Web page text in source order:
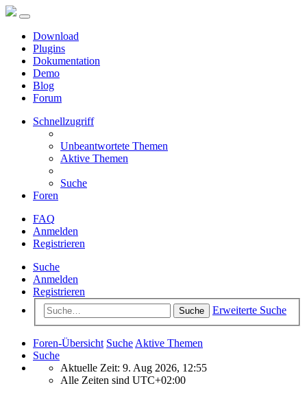
Download
Plugins
Dokumentation
Demo
Blog
Forum
Schnellzugriff
Unbeantwortete Themen
Aktive Themen
Suche
Foren
FAQ
Anmelden
Registrieren
Suche
Anmelden
Registrieren
Suche Erweiterte Suche
Foren-Übersicht Suche Aktive Themen
Suche
Aktuelle Zeit: 9. Aug 2026, 12:55
Alle Zeiten sind UTC+02:00